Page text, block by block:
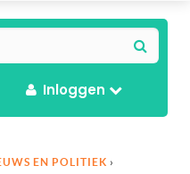
Inloggen
EN POLITIEK ›